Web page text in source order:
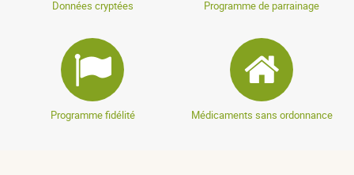
Données cryptées Programme de parrainage
Programme fidélité Médicaments sans ordonnance